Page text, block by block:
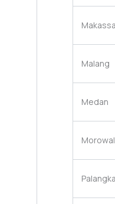
Malang
Medan